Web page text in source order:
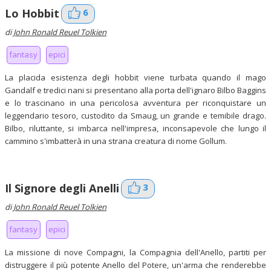
Lo Hobbit 6
diJohn Ronald Reuel Tolkien
fantasy epici
La placida esistenza degli hobbit viene turbata quando il mago
Gandalf e tredici nani si presentano alla porta dell'ignaro Bilbo Baggins
e lo trascinano in una pericolosa avventura per riconquistare un
leggendario tesoro, custodito da Smaug, un grande e temibile drago.
Bilbo, riluttante, si imbarca nell'impresa, inconsapevole che lungo il
cammino s'imbatterà in una strana creatura di nome Gollum.
Il Signore degli Anelli 3
diJohn Ronald Reuel Tolkien
fantasy epici
La missione di nove Compagni, la Compagnia dell'Anello, partiti per
distruggere il più potente Anello del Potere, un'arma che renderebbe